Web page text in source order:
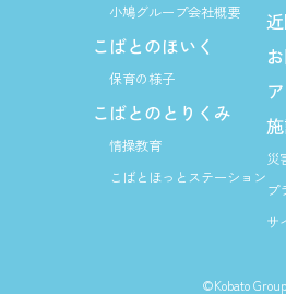
小鳩グループ会社概要
こばとのほいく
保育の様子
こばとのとりくみ
情操教育
こばとほっとステーション
災
プ
サ
©Kobato Group